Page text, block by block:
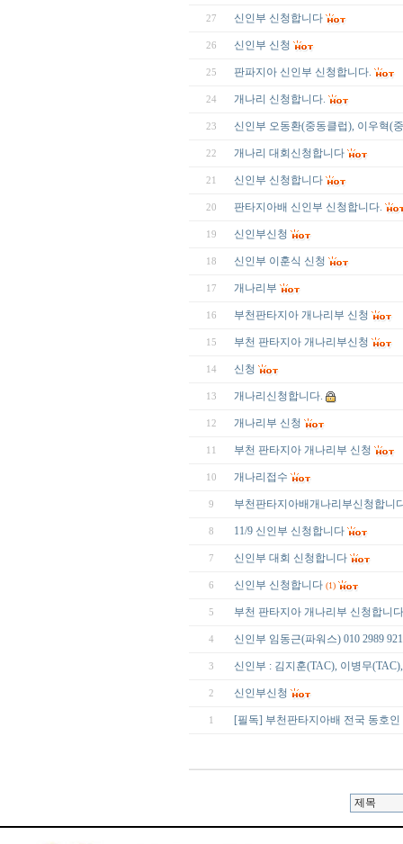
27 신인부 신청합니다
26 신인부 신청
25 판파지아 신인부 신청합니다.
24 개나리 신청합니다.
23 신인부 오동환(중동클럽), 이우혁(
22 개나리 대회신청합니다
21 신인부 신청합니다
20 판타지아배 신인부 신청합니다.
19 신인부신청
18 신인부 이훈식 신청
17 개나리부
16 부천판타지아 개나리부 신청
15 부천 판타지아 개나리부신청
14 신청
13 개나리신청합니다.
12 개나리부 신청
11 부천 판타지아 개나리부 신청
10 개나리접수
9 부천판타지아배개나리부신청합니
8 11/9 신인부 신청합니다
7 신인부 대회 신청합니다
6 신인부 신청합니다 (1)
5 부천 판타지아 개나리부 신청합니다
4 신인부 임동근(파워스) 010 2989
3 신인부 : 김지훈(TAC), 이병무(TAC),
2 신인부신청
1 [필독] 부천판타지아배 전국 동호